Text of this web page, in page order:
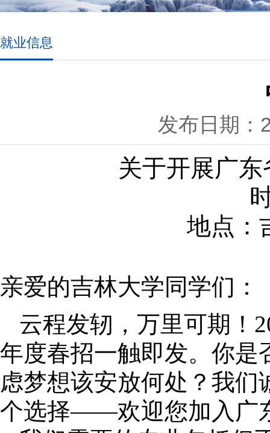
就业信息
发布日期：
关于开展广
地点：
亲爱的吉林大学同学们：
云程发轫，万里可期！
年度春招一触即发。你是
虑梦想该安放何处？我
个选择——欢迎您加入广